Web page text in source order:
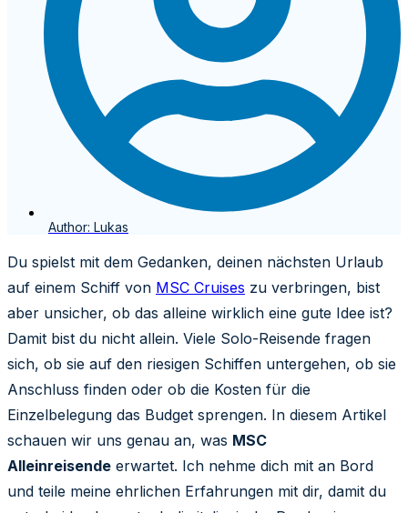
Author: Lukas
Du spielst mit dem Gedanken, deinen nächsten Urlaub
auf einem Schiff von MSC Cruises zu verbringen, bist
aber unsicher, ob das alleine wirklich eine gute Idee ist?
Damit bist du nicht allein. Viele Solo-Reisende fragen
sich, ob sie auf den riesigen Schiffen untergehen, ob sie
Anschluss finden oder ob die Kosten für die
Einzelbelegung das Budget sprengen. In diesem Artikel
schauen wir uns genau an, was MSC
Alleinreisende erwartet. Ich nehme dich mit an Bord
und teile meine ehrlichen Erfahrungen mit dir, damit du